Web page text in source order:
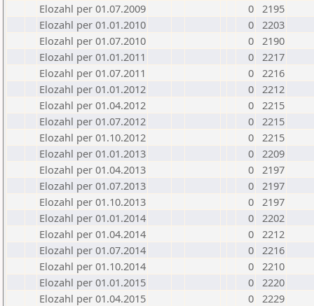
Elozahl per 01.07.2009
0 2195
Elozahl per 01.01.2010
0 2203
Elozahl per 01.07.2010
0 2190
Elozahl per 01.01.2011
0 2217
Elozahl per 01.07.2011
0 2216
Elozahl per 01.01.2012
0 2212
Elozahl per 01.04.2012
0 2215
Elozahl per 01.07.2012
0 2215
Elozahl per 01.10.2012
0 2215
Elozahl per 01.01.2013
0 2209
Elozahl per 01.04.2013
0 2197
Elozahl per 01.07.2013
0 2197
Elozahl per 01.10.2013
0 2197
Elozahl per 01.01.2014
0 2202
Elozahl per 01.04.2014
0 2212
Elozahl per 01.07.2014
0 2216
Elozahl per 01.10.2014
0 2210
Elozahl per 01.01.2015
0 2220
Elozahl per 01.04.2015
0 2229